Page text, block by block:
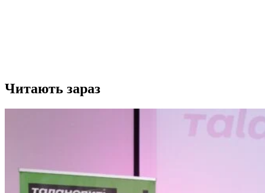
Читають зараз